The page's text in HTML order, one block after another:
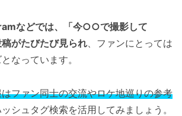
などでは、「今○○で撮影して
がたびたび見られ、ファンにとっては
なっています。
ファン同士の交流やロケ地巡りの参考
シュタグ検索を活用してみましょう。